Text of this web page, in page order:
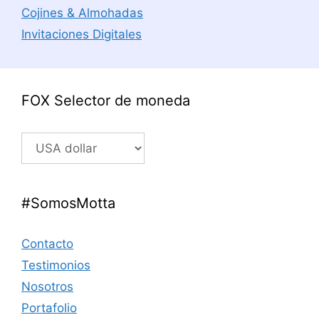
Cojines & Almohadas
Invitaciones Digitales
FOX Selector de moneda
#SomosMotta
Contacto
Testimonios
Nosotros
Portafolio